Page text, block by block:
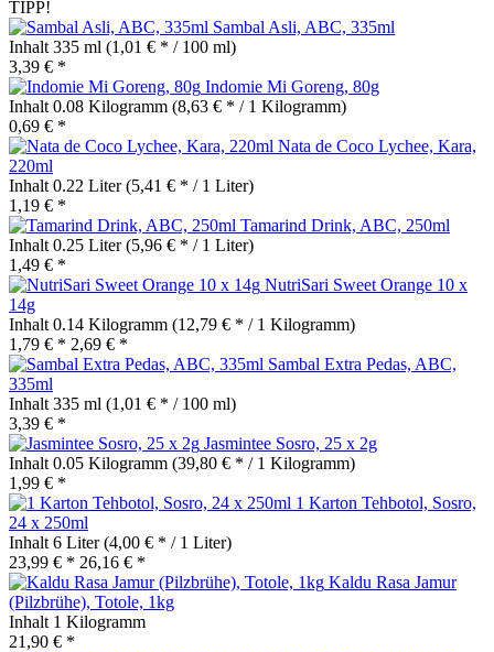
TIPP!
Sambal Asli, ABC, 335ml
Inhalt 335 ml (1,01 € * / 100 ml)
3,39 € *
Indomie Mi Goreng, 80g
Inhalt 0.08 Kilogramm (8,63 € * / 1 Kilogramm)
0,69 € *
Nata de Coco Lychee, Kara,
220ml
Inhalt 0.22 Liter(5,41 € * / 1 Liter)
1,19 € *
Tamarind Drink, ABC, 250ml
Inhalt 0.25 Liter(5,96 € * / 1 Liter)
1,49 € *
NutriSari Sweet Orange 10 x
14g
Inhalt 0.14 Kilogramm (12,79 € * / 1 Kilogramm)
1,79 € * 2,69 € *
Sambal Extra Pedas, ABC,
335ml
Inhalt 335 ml (1,01 € * / 100 ml)
3,39 € *
Jasmintee Sosro, 25 x 2g
Inhalt 0.05 Kilogramm (39,80 € * / 1 Kilogramm)
1,99 € *
1 Karton Tehbotol, Sosro,
24 x 250ml
Inhalt 6 Liter(4,00 € * / 1 Liter)
23,99 € * 26,16 € *
Kaldu Rasa Jamur
(Pilzbrühe), Totole, 1kg
Inhalt 1 Kilogramm
21,90 € *